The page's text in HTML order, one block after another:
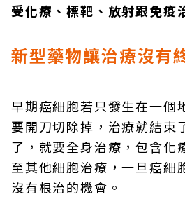
受化療、標靶、放射跟免疫
新型藥物讓治療沒有
早期癌細胞若只發生在一個
要開刀切除掉，治療就結束
了，就要全身治療，包含化
至其他細胞治療，一旦癌細
沒有根治的機會。